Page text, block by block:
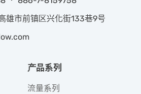
雄市前镇区兴化街133巷9号
产品系列
流量系列